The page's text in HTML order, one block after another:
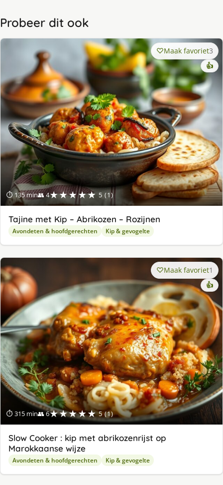
Probeer dit ook
⏱ 135 min👥 4★★★★★ 5 (1)
Maak favoriet3
👍
Tajine met Kip – Abrikozen – Rozijnen
Avondeten & hoofdgerechten Kip & gevogelte
⏱ 315 min👥 6★★★★★ 5 (1)
Maak favoriet1
👍
Slow Cooker : kip met abrikozenrijst op
Marokkaanse wijze
Avondeten & hoofdgerechten Kip & gevogelte